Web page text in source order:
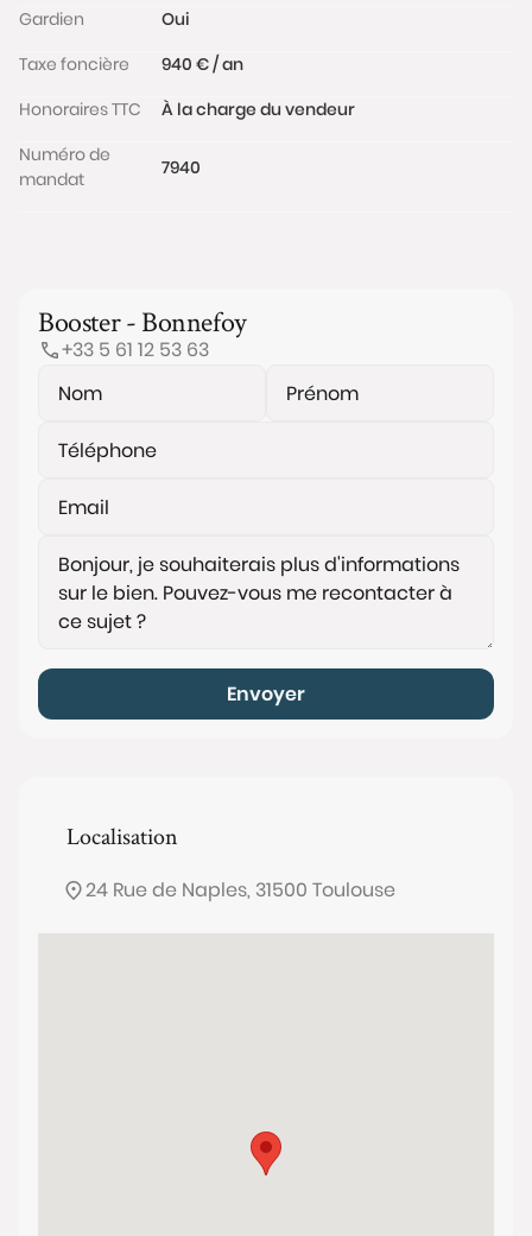
Gardien
Oui
Taxe foncière
940 € / an
Honoraires TTC
À la charge du vendeur
Numéro de
mandat
7940
Booster - Bonnefoy
+33 5 61 12 53 63
Envoyer
Localisation
24 Rue de Naples, 31500 Toulouse